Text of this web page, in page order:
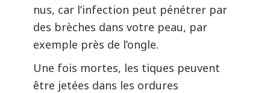
nus, car l’infection peut pénétrer par
des brèches dans votre peau, par
exemple près de l’ongle.
Une fois mortes, les tiques peuvent
être jetées dans les ordures